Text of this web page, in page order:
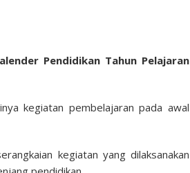
Pendidikan Tahun Pelajaran
kegiatan pembelajaran pada awal
kegiatan yang dilaksanakan